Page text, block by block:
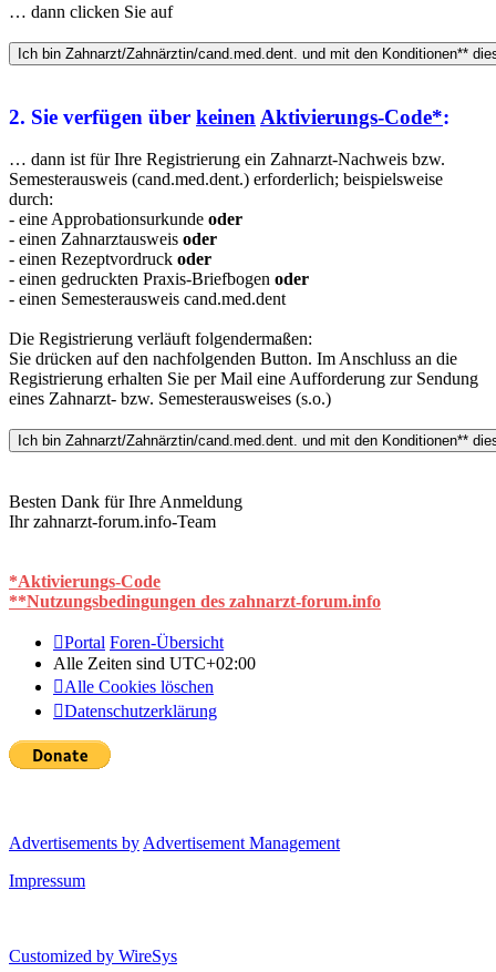
… dann clicken Sie auf
2. Sie verfügen über keinen Aktivierungs-Code*:
… dann ist für Ihre Registrierung ein Zahnarzt-Nachweis bzw.
Semesterausweis (cand.med.dent.) erforderlich; beispielsweise
durch:
- eine Approbationsurkunde oder
- einen Zahnarztausweis oder
- einen Rezeptvordruck oder
- einen gedruckten Praxis-Briefbogen oder
- einen Semesterausweis cand.med.dent
Die Registrierung verläuft folgendermaßen:
Sie drücken auf den nachfolgenden Button. Im Anschluss an die
Registrierung erhalten Sie per Mail eine Aufforderung zur Sendung
eines Zahnarzt- bzw. Semesterausweises (s.o.)
Besten Dank für Ihre Anmeldung
Ihr zahnarzt-forum.info-Team
*Aktivierungs-Code
**Nutzungsbedingungen des zahnarzt-forum.info
Portal Foren-Übersicht
Alle Zeiten sind UTC+02:00
Alle Cookies löschen
Datenschutzerklärung
Advertisements by Advertisement Management
Impressum
Customized by WireSys